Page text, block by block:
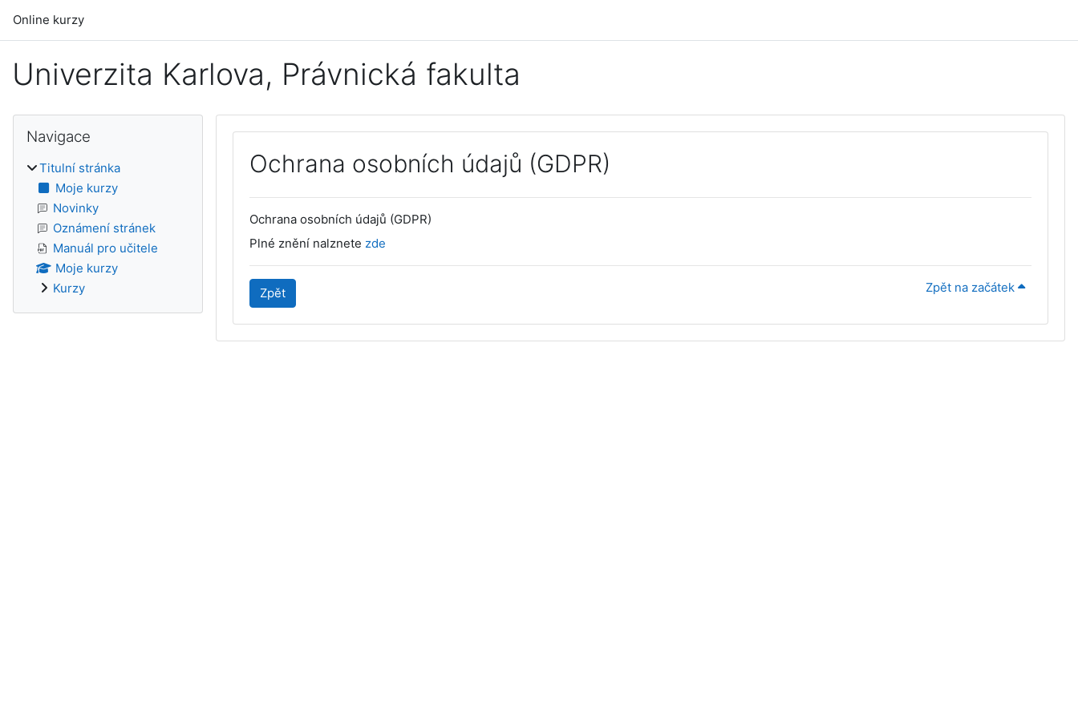
Online kurzy
Univerzita Karlova, Právnická fakulta
Ochrana osobních údajů (GDPR)
Ochrana osobních údajů (GDPR)
Plné znění nalznete zde
Zpět Zpět na začátek
Bloky
Navigace
Titulní stránka
Moje kurzy
Novinky
Oznámení stránek
Manuál pro učitele
Moje kurzy
Kurzy